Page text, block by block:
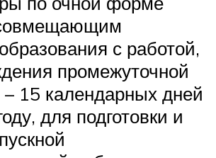
с работой,
промежуточной
– 15 календарных дней
для подготовки и